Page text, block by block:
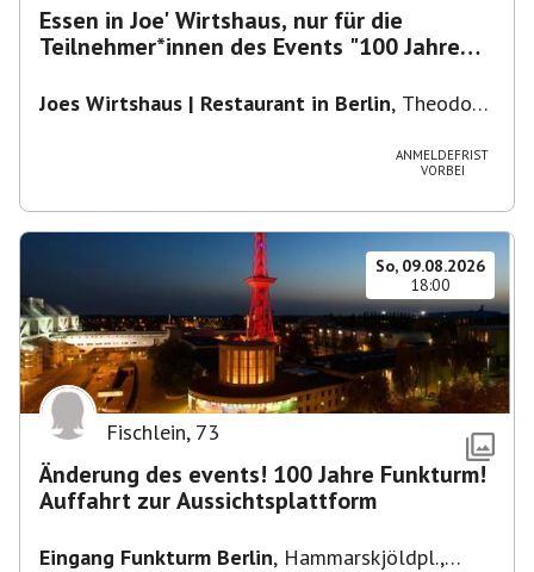
Essen in Joe' Wirtshaus, nur für die
Teilnehmer*innen des Events "100 Jahre
Joes Wirtshaus | Restaurant in Berlin, Theodor-
ANMELDEFRIST
VORBEI
So, 09.08.2026
18:00
Fischlein, 73
Änderung des events! 100 Jahre Funkturm!
Auffahrt zur Aussichtsplattform
Eingang Funkturm Berlin, Hammarskjöldpl.,